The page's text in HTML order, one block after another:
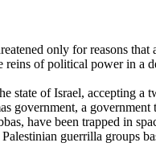
only for reasons
of political power in a
of Israel, accepting
government, a
have been trapped in
guerrilla groups